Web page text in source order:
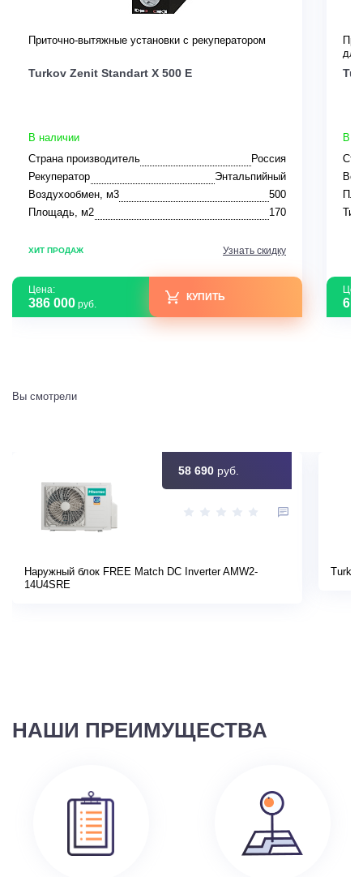
Приточно-вытяжные установки с рекуператором
Turkov Zenit Standart X 500 E
В наличии
Страна производитель
Россия
Рекуператор
Энтальпийный
Воздухообмен, м3
500
Площадь, м2
170
ХИТ ПРОДАЖ Узнать скидку
Цена:
386 000 руб.
КУПИТЬ
для
В
Тип
Вы смотрели
58 690 руб.
Наружный блок FREE Match DC Inverter AMW2-
14U4SRE
НАШИ ПРЕИМУЩЕСТВА